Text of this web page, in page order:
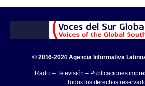
© 2016-2024 Agencia Informativa
Radio – Televisión – Publicaciones
Todos los derechos